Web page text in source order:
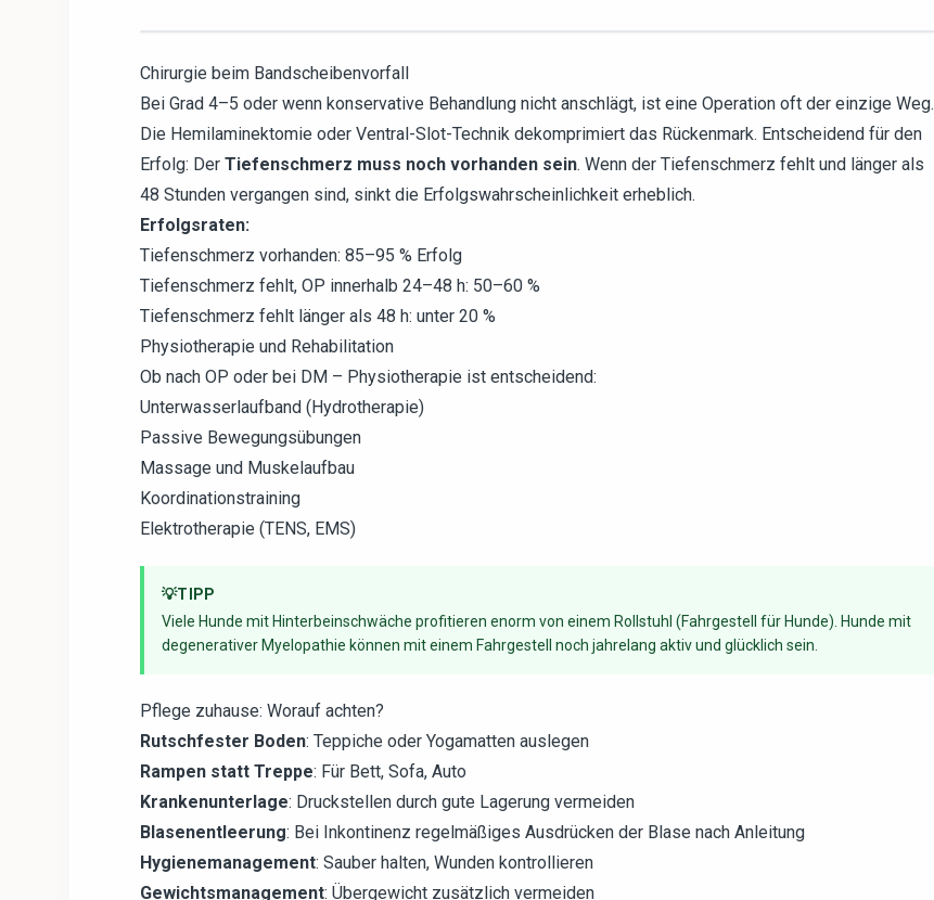
Chirurgie beim Bandscheibenvorfall
Bei Grad 4–5 oder wenn konservative Behandlung nicht anschlägt, ist eine Operation oft der einzige Weg.
Die Hemilaminektomie oder Ventral-Slot-Technik dekomprimiert das Rückenmark. Entscheidend für den
Erfolg: Der Tiefenschmerz muss noch vorhanden sein. Wenn der Tiefenschmerz fehlt und länger als
48 Stunden vergangen sind, sinkt die Erfolgswahrscheinlichkeit erheblich.
Erfolgsraten:
Tiefenschmerz vorhanden: 85–95 % Erfolg
Tiefenschmerz fehlt, OP innerhalb 24–48 h: 50–60 %
Tiefenschmerz fehlt länger als 48 h: unter 20 %
Physiotherapie und Rehabilitation
Ob nach OP oder bei DM – Physiotherapie ist entscheidend:
Unterwasserlaufband (Hydrotherapie)
Passive Bewegungsübungen
Massage und Muskelaufbau
Koordinationstraining
Elektrotherapie (TENS, EMS)
💡TIPP
Viele Hunde mit Hinterbeinschwäche profitieren enorm von einem Rollstuhl (Fahrgestell für Hunde). Hunde mit
degenerativer Myelopathie können mit einem Fahrgestell noch jahrelang aktiv und glücklich sein.
Pflege zuhause: Worauf achten?
Rutschfester Boden: Teppiche oder Yogamatten auslegen
Rampen statt Treppe: Für Bett, Sofa, Auto
Krankenunterlage: Druckstellen durch gute Lagerung vermeiden
Blasenentleerung: Bei Inkontinenz regelmäßiges Ausdrücken der Blase nach Anleitung
Hygienemanagement: Sauber halten, Wunden kontrollieren
Gewichtsmanagement: Übergewicht zusätzlich vermeiden